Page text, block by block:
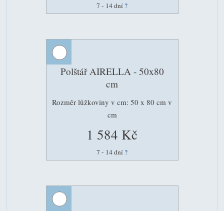
7 - 14 dní ?
Polštář AIRELLA - 50x80
cm
Rozměr lůžkoviny v cm: 50 x 80 cm v
cm
1 584 Kč
7 - 14 dní ?